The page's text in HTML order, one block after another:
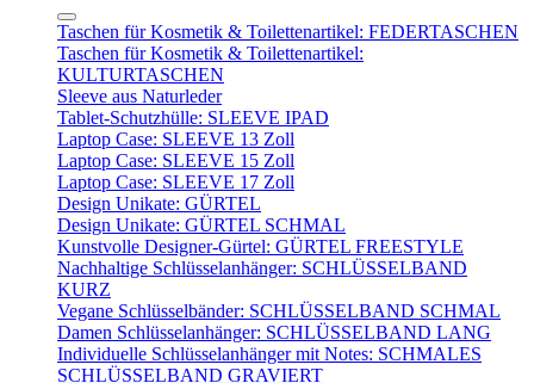
Taschen für Kosmetik & Toilettenartikel: FEDERTASCHEN
Taschen für Kosmetik & Toilettenartikel:
KULTURTASCHEN
Sleeve aus Naturleder
Tablet-Schutzhülle: SLEEVE IPAD
Laptop Case: SLEEVE 13 Zoll
Laptop Case: SLEEVE 15 Zoll
Laptop Case: SLEEVE 17 Zoll
Design Unikate: GÜRTEL
Design Unikate: GÜRTEL SCHMAL
Kunstvolle Designer-Gürtel: GÜRTEL FREESTYLE
Nachhaltige Schlüsselanhänger: SCHLÜSSELBAND
KURZ
Vegane Schlüsselbänder: SCHLÜSSELBAND SCHMAL
Damen Schlüsselanhänger: SCHLÜSSELBAND LANG
Individuelle Schlüsselanhänger mit Notes: SCHMALES
SCHLÜSSELBAND GRAVIERT